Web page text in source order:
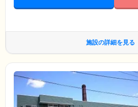
施設の詳細を見る